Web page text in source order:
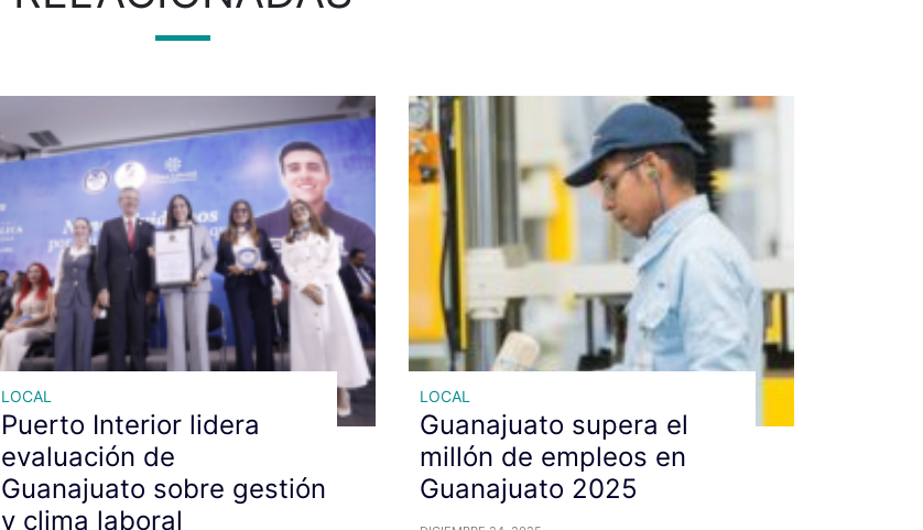
LOCAL
Puerto Interior lidera
evaluación de
Guanajuato sobre gestión
y clima laboral
LOCAL
Guanajuato supera el
millón de empleos en
Guanajuato 2025